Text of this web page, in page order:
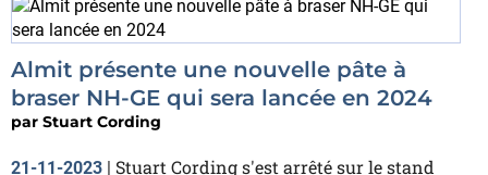
Almit présente une nouvelle pâte à
braser NH-GE qui sera lancée en 2024
par Stuart Cording
21-11-2023 | Stuart Cording s'est arrêté sur le stand